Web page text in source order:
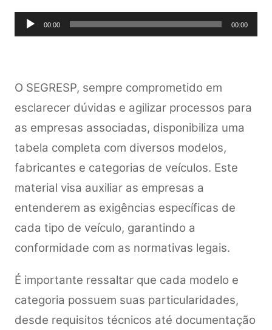
Tocador00:00 00:00
O SEGRESP, sempre comprometido em
esclarecer dúvidas e agilizar processos para
as empresas associadas, disponibiliza uma
tabela completa com diversos modelos,
fabricantes e categorias de veículos. Este
material visa auxiliar as empresas a
entenderem as exigências específicas de
cada tipo de veículo, garantindo a
conformidade com as normativas legais.
É importante ressaltar que cada modelo e
categoria possuem suas particularidades,
desde requisitos técnicos até documentação